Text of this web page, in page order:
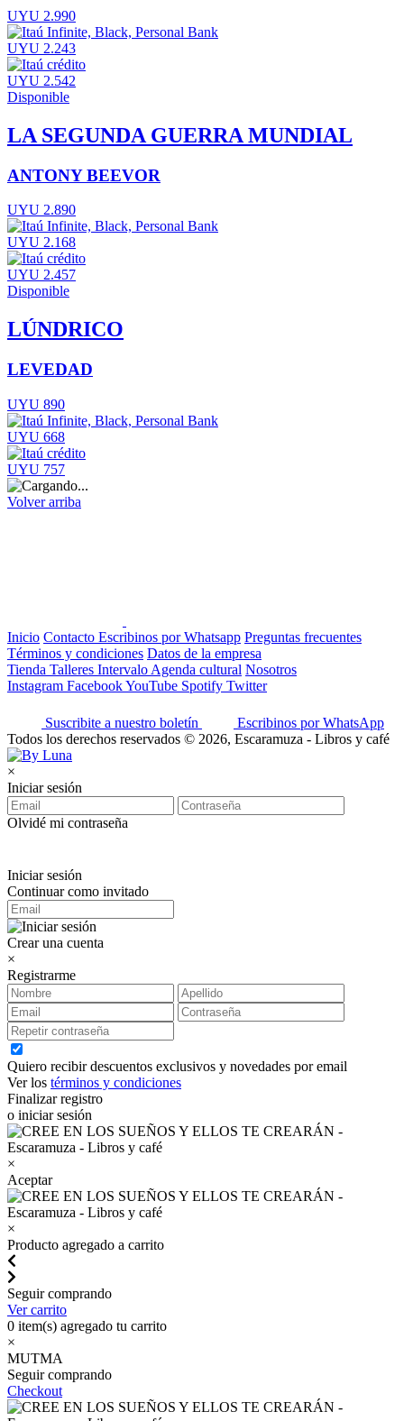
UYU 2.990
UYU 2.243
UYU 2.542
Disponible
LA SEGUNDA GUERRA MUNDIAL
ANTONY BEEVOR
UYU 2.890
UYU 2.168
UYU 2.457
Disponible
LÚNDRICO
LEVEDAD
UYU 890
UYU 668
UYU 757
Volver arriba
Inicio Contacto Escribinos por Whatsapp Preguntas frecuentes
Términos y condiciones Datos de la empresa
Tienda Talleres Intervalo Agenda cultural Nosotros
Instagram FacebookYouTube Spotify Twitter
Suscribite a nuestro boletín
Escribinos por WhatsApp
Todos los derechos reservados © 2026, Escaramuza - Libros y café
×
Iniciar sesión
Olvidé mi contraseña
Iniciar sesión
Continuar como invitado
Crear una cuenta
×
Registrarme
Quiero recibir descuentos exclusivos y novedades por email
Ver los términos y condiciones
Finalizar registro
o iniciar sesión
×
Aceptar
×
Producto agregado a carrito
Seguir comprando
Ver carrito
0 item(s) agregado tu carrito
×
MUTMA
Seguir comprando
Checkout